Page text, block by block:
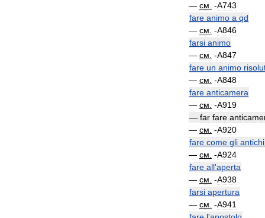
— см -A743
fare animo a qd
— см -A846
farsi animo
— см -A847
fare un animo
— см -A848
fare anticamera
— см -A919
— far fare
— см -A920
fare come gli antichi
— см -A924
fare all'aperta
— см -A938
farsi apertura
— см -A941